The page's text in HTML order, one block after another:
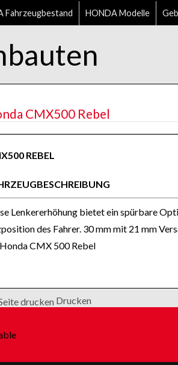
Fahrzeugbestand HONDA Modelle
CMX500 Rebel
REBEL
Lenkererhöhung bietet ein spürbare
des Fahrer. 30 mm mit 21 mm
CMX 500 Rebel
Drucken